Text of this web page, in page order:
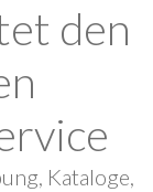
den
Kataloge,